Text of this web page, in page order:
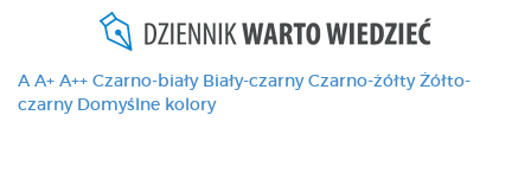
A A+ A++ Czarno-biały Biały-czarny Czarno-żółty Żółto-
czarny Domyślne kolory